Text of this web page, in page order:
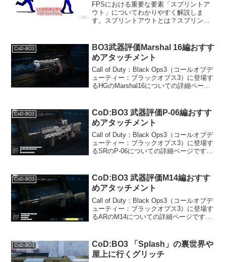
FPSにおける重要な要素「スプリントア
ウト」についてわかりやすく解説しま
す。スプリントアウトとは？スプリント
とですね。ダッシュしながら銃が撃てな
いタイプ...
CoD-BO3
BO3武器評価Marshal 16編おすす
めアタッチメント
Call of Duty：Black Ops3（コールオブデ
ューティー：ブラックオプス3）に登場す
るHGのMarshal16についての詳細ページ
95%ADS(覗き込み)速度0...
CoD-BO3
CoD:BO3 武器評価P-06編おすす
めアタッチメント
Call of Duty：Black Ops3（コールオブデ
ューティー：ブラックオプス3）に登場す
るSRのP-06についての詳細ページです。
速度95%ADS(覗き込...
CoD-BO3
CoD:BO3 武器評価M14編おすす
めアタッチメント
Call of Duty：Black Ops3（コールオブデ
ューティー：ブラックオプス3）に登場す
るARのM14についての詳細ページです。
95%ADS(覗き込み)速度0.2...
CoD-BO3
CoD:BO3 「Splash」の裏世界や
屋上に行くグリッチ